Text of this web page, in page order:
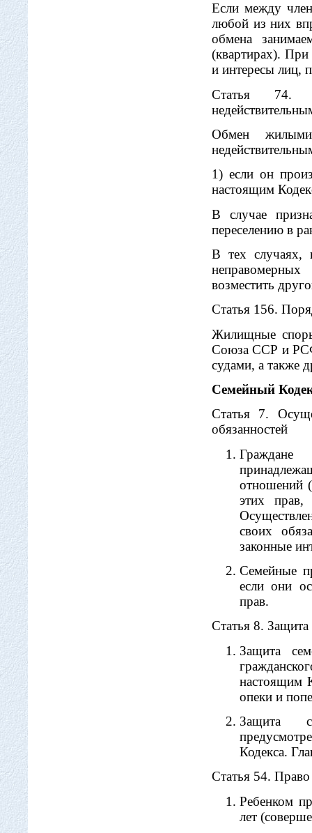
Если между
любой из них
обмена
(квартирах).
и интересы лиц,
Статья 74.
Обмен
1) если он
настоящим
В случае
переселению в
В тех случаях,
возместить
Статья 156.
Жилищные споры
Союза ССР и
судами, а также
Семейный
Статья 7.
обязанностей
отношений
этих прав,
своих
законные
Семейные
если они
прав.
Статья 8.
Защита
настоящим
опеки и
Защита
Кодекса.
Статья 54. Право
Ребенком
лет